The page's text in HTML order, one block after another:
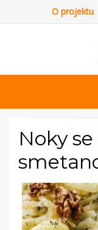
O projektu
Noky